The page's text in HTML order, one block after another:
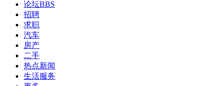
论坛BBS
招聘
求职
汽车
房产
二手
热点新闻
生活服务